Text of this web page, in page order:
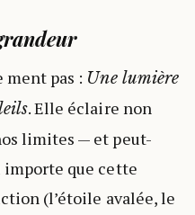
ment pas : Une lumière
. Elle éclaire non
limites — et peut-
importe que cette
(l’étoile avalée, le